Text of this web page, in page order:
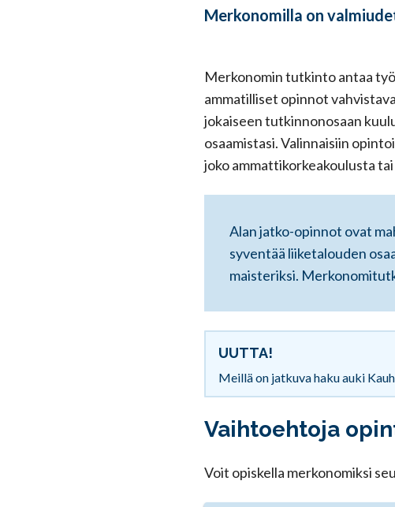
Merkonomilla on
Merkonomin tutkinto antaa
ammatilliset opinnot
jokaiseen tutkinnonosaan
osaamistasi. Valinnaisiin
joko ammattikorkeakoulusta
Alan jatko-opinnot ovat
syventää liiketalouden
maisteriksi.
UUTTA!
Meillä on jatkuva haku auki
Vaihtoehtoja
Voit opiskella merkonomiksi